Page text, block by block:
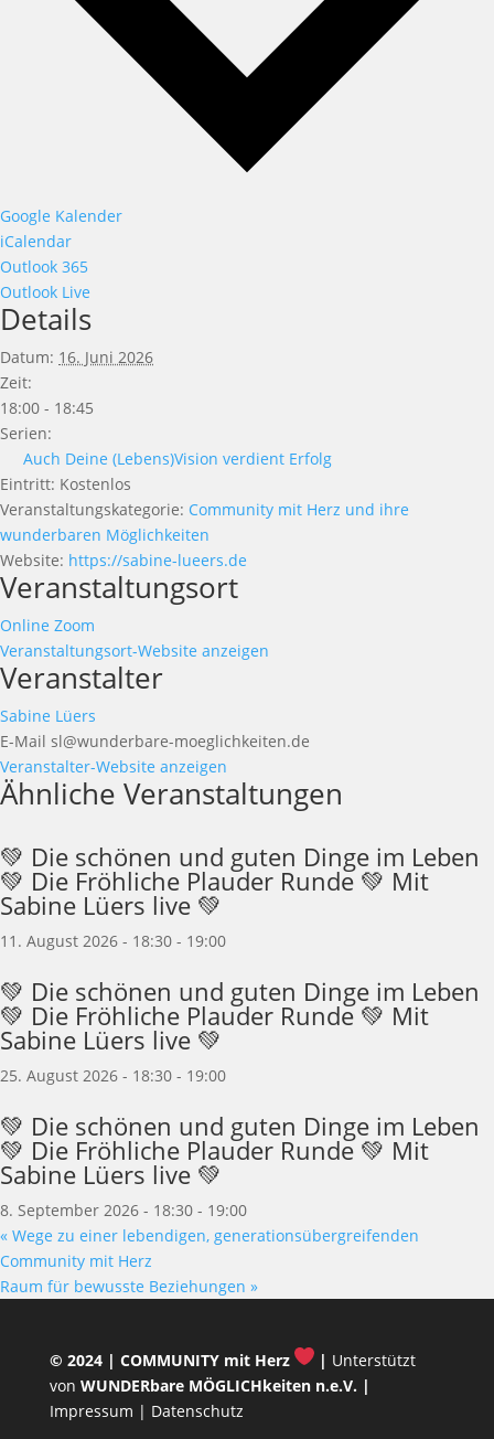
Google Kalender
iCalendar
Outlook 365
Outlook Live
Details
Datum: 16. Juni 2026
Zeit:
18:00 - 18:45
Serien:
Auch Deine (Lebens)Vision verdient Erfolg
Eintritt: Kostenlos
Veranstaltungskategorie: Community mit Herz und ihre
wunderbaren Möglichkeiten
Website: https://sabine-lueers.de
Veranstaltungsort
Online Zoom
Veranstaltungsort-Website anzeigen
Veranstalter
Sabine Lüers
E-Mail sl@wunderbare-moeglichkeiten.de
Veranstalter-Website anzeigen
Ähnliche Veranstaltungen
💚 Die schönen und guten Dinge im Leben
💚 Die Fröhliche Plauder Runde 💚 Mit
Sabine Lüers live 💚
11. August 2026 - 18:30 - 19:00
💚 Die schönen und guten Dinge im Leben
💚 Die Fröhliche Plauder Runde 💚 Mit
Sabine Lüers live 💚
25. August 2026 - 18:30 - 19:00
💚 Die schönen und guten Dinge im Leben
💚 Die Fröhliche Plauder Runde 💚 Mit
Sabine Lüers live 💚
8. September 2026 - 18:30 - 19:00
« Wege zu einer lebendigen, generationsübergreifenden
Community mit Herz
Raum für bewusste Beziehungen »
© 2024 | COMMUNITY mit Herz | Unterstützt
von WUNDERbare MÖGLICHkeiten n.e.V. |
Impressum | Datenschutz